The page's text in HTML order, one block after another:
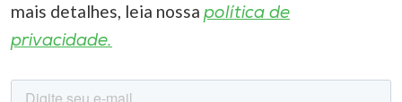
mais detalhes, leia nossa política de
privacidade.